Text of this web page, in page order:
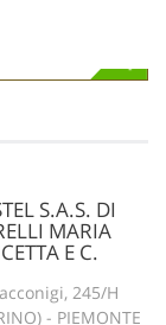
S.A.S. DI
MARIA
E C.
245/H
- PIEMONTE